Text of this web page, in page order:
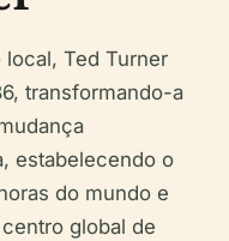
Ted Turner
transformando-a
estabelecendo o
do mundo e
global de